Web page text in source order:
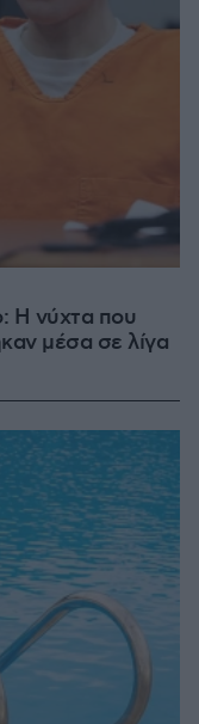
Η νύχτα που
μέσα σε λίγα